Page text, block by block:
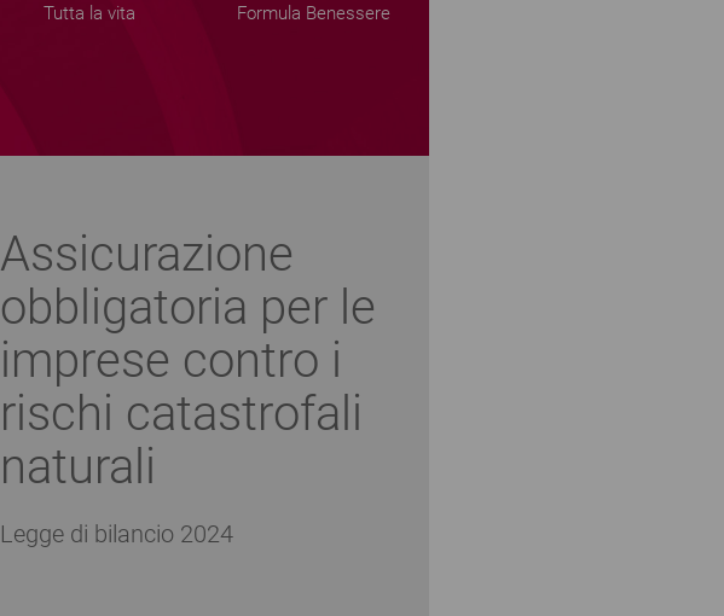
Tutta la vita Formula Benessere
Assicurazione
obbligatoria per le
imprese contro i
rischi catastrofali
naturali
Legge di bilancio 2024